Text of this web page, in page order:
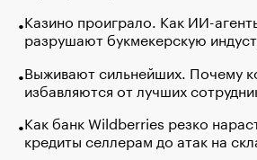
Казино проиграло. Как ИИ-
разрушают букмекерскую
Выживают сильнейших. Почему
избавляются от лучших
Как банк Wildberries резко
кредиты селлерам до атак на